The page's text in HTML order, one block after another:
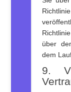
über
dem
9.